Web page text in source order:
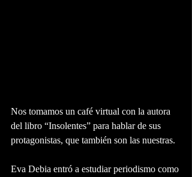
Nos tomamos un café virtual con la autora
del libro “Insolentes” para hablar de sus
protagonistas, que también son las nuestras.
Eva Debia entró a estudiar periodismo como